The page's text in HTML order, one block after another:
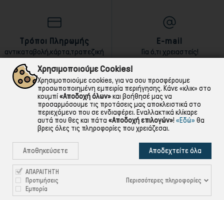
Τρόποι Πληρωμής
αντικαταβολή,κάρτα,τραπεζική
E-mail
Για ό,τι χρειαστείς!
Χρησιμοποιούμε Cookies!
Χρησιμοποιούμε cookies, για να σου προσφέρουμε
προσωποποιημένη εμπειρία περιήγησης. Κάνε «κλικ» στο
κουμπί«Αποδοχή όλων»και βοήθησέ μας να
προσαρμόσουμε τις προτάσεις μας αποκλειστικά στο
περιεχόμενο που σε ενδιαφέρει. Εναλλακτικά κλίκαρε
αυτά που θες και πάτα «Αποδοχή επιλογών»! «Εδώ» θα
βρεις όλες τις πληροφορίες που χρειάζεσαι.
Αποθηκεύσετε Αποδεχτείτε όλα
ΑΠΑΡΑΙΤΗΤΗ
Προτιμήσεις
Εμπορία
Περισσότερες πληροφορίες